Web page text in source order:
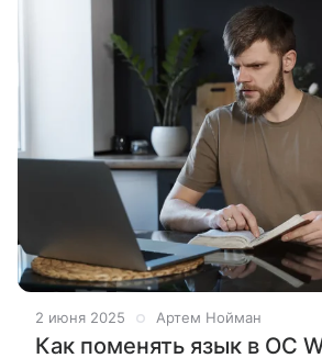
2 июня 2025 Артем Нойман
Как поменять язык в ОС